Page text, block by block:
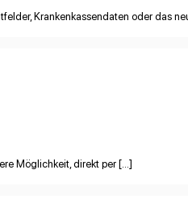
Krankenkassendaten oder das
Möglichkeit, direkt per […]